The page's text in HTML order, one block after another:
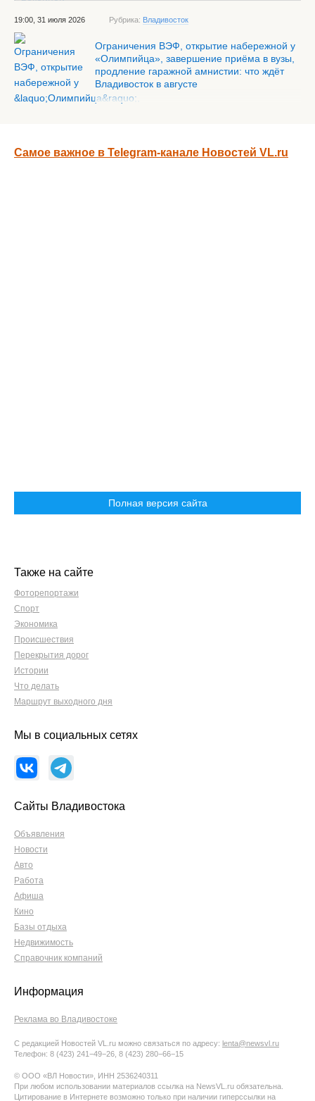
19:00, 31 июля 2026 Рубрика: Владивосток
Ограничения ВЭФ, открытие набережной у
«Олимпийца», завершение приёма в вузы,
продление гаражной амнистии: что ждёт
Владивосток в августе
Самое важное в Telegram-канале Новостей VL.ru
Полная версия сайта
Также на сайте
Фоторепортажи
Спорт
Экономика
Происшествия
Перекрытия дорог
Истории
Что делать
Маршрут выходного дня
Мы в социальных сетях
Сайты Владивостока
Объявления
Новости
Авто
Работа
Афиша
Кино
Базы отдыха
Недвижимость
Справочник компаний
Информация
Реклама во Владивостоке
С редакцией Новостей VL.ru можно связаться по адресу: lenta@newsvl.ru
Телефон: 8 (423) 241−49−26, 8 (423) 280−66−15
© ООО «ВЛ Новости», ИНН 2536240311
При любом использовании материалов ссылка на NewsVL.ru обязательна.
Цитирование в Интернете возможно только при наличии гиперссылки на